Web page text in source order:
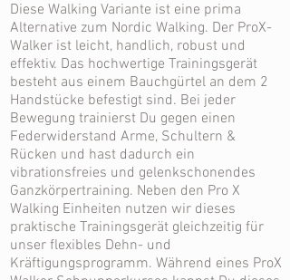
Diese Walking Variante ist eine prima
Alternative zum Nordic Walking. Der ProX-
Walker ist leicht, handlich, robust und
effektiv. Das hochwertige Trainingsgerät
besteht aus einem Bauchgürtel an dem 2
Handstücke befestigt sind. Bei jeder
Bewegung trainierst Du gegen einen
Federwiderstand Arme, Schultern &
Rücken und hast dadurch ein
vibrationsfreies und gelenkschonendes
Ganzkörpertraining. Neben den Pro X
Walking Einheiten nutzen wir dieses
praktische Trainingsgerät gleichzeitig für
unser flexibles Dehn- und
Kräftigungsprogramm. Während eines ProX